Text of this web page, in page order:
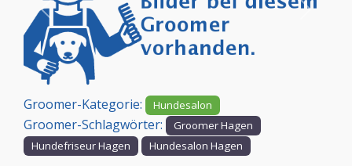
Vorheriges
Groomer-Kategorie: Hundesalon
Groomer-Schlagwörter:
Groomer Hagen
Hundefriseur Hagen
Hundesalon Hagen